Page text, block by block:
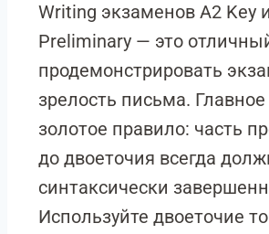
Writing экзаменов A2 Key
Preliminary — это
продемонстрировать
зрелость письма.
золотое правило: часть
до двоеточия всегда
синтаксически
Используйте двоеточие